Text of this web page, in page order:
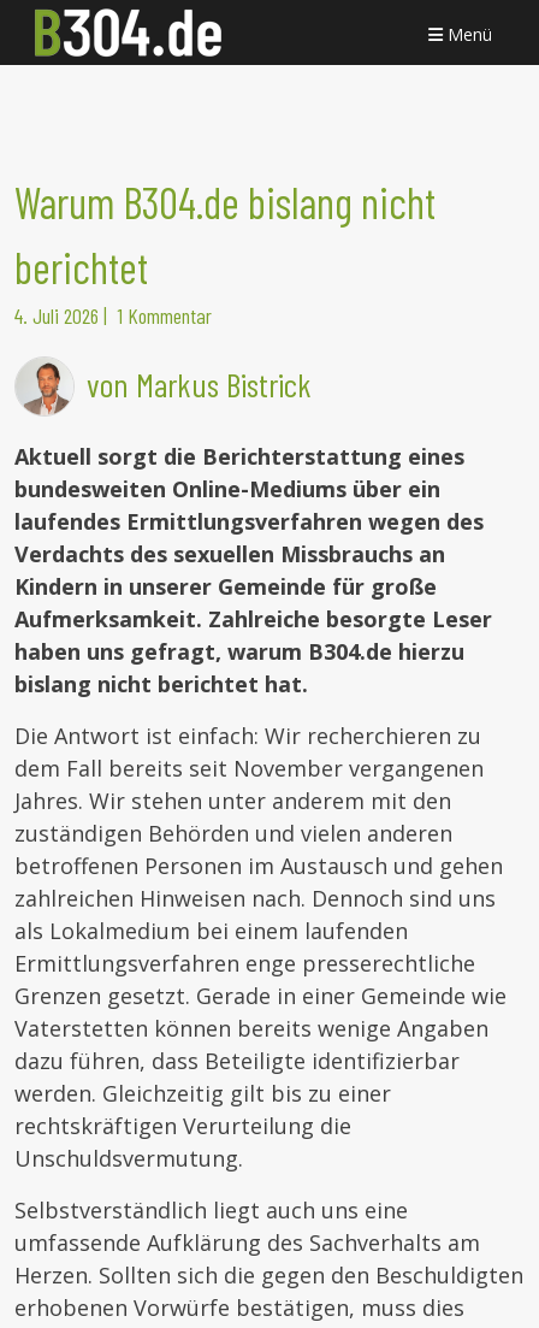
Menü
Warum B304.de bislang nicht
berichtet
4. Juli 2026 | 1 Kommentar
von Markus Bistrick
Aktuell sorgt die Berichterstattung eines
bundesweiten Online-Mediums über ein
laufendes Ermittlungsverfahren wegen des
Verdachts des sexuellen Missbrauchs an
Kindern in unserer Gemeinde für große
Aufmerksamkeit. Zahlreiche besorgte Leser
haben uns gefragt, warum B304.de hierzu
bislang nicht berichtet hat.
Die Antwort ist einfach: Wir recherchieren zu
dem Fall bereits seit November vergangenen
Jahres. Wir stehen unter anderem mit den
zuständigen Behörden und vielen anderen
betroffenen Personen im Austausch und gehen
zahlreichen Hinweisen nach. Dennoch sind uns
als Lokalmedium bei einem laufenden
Ermittlungsverfahren enge presserechtliche
Grenzen gesetzt. Gerade in einer Gemeinde wie
Vaterstetten können bereits wenige Angaben
dazu führen, dass Beteiligte identifizierbar
werden. Gleichzeitig gilt bis zu einer
rechtskräftigen Verurteilung die
Unschuldsvermutung.
Selbstverständlich liegt auch uns eine
umfassende Aufklärung des Sachverhalts am
Herzen. Sollten sich die gegen den Beschuldigten
erhobenen Vorwürfe bestätigen, muss dies